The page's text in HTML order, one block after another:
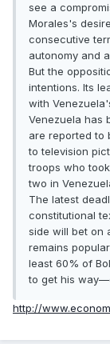
see a
Morales's
consecutive
autonomy and
But the
intentions. Its
with
Venezuela has
are reported to
to television
troops who
two in
The latest
constitutional
side will bet on
remains
least 60% of
to get his
http://